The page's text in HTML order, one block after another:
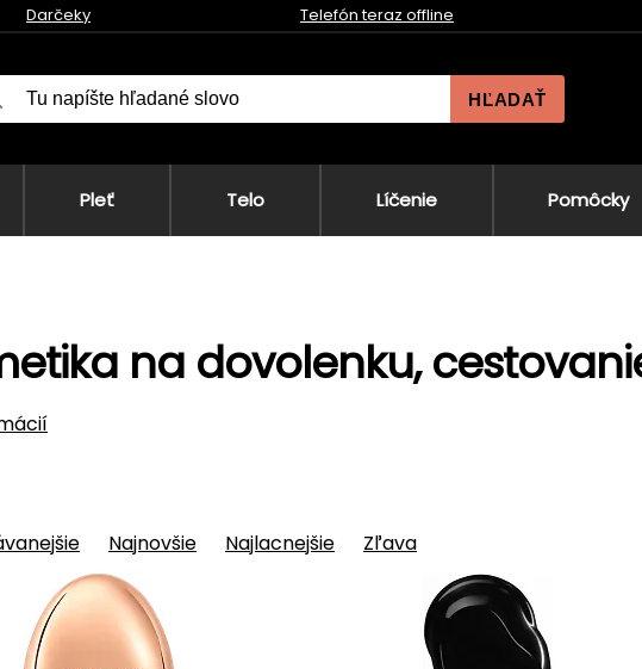
Darčeky Telefón teraz offline
HĽADAŤ
Pleť Telo Líčenie Pomôcky
na dovolenku,
Najnovšie Najlacnejšie Zľava